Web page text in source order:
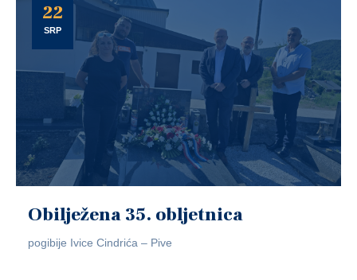
22
SRP
Obilježena 35. obljetnica
pogibije Ivice Cindrića – Pive